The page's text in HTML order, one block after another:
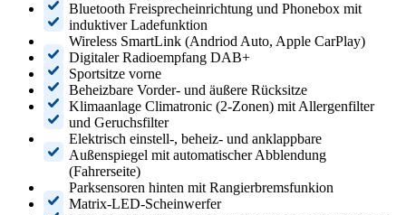
Bluetooth Freisprecheinrichtung und Phonebox mit
induktiver Ladefunktion
Wireless SmartLink (Andriod Auto, Apple CarPlay)
Digitaler Radioempfang DAB+
Sportsitze vorne
Beheizbare Vorder- und äußere Rücksitze
Klimaanlage Climatronic (2-Zonen) mit Allergenfilter
und Geruchsfilter
Elektrisch einstell-, beheiz- und anklappbare
Außenspiegel mit automatischer Abblendung
(Fahrerseite)
Parksensoren hinten mit Rangierbremsfunkion
Matrix-LED-Scheinwerfer